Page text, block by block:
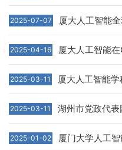
2025-07-07
2025-04-16
2025-03-11
2025-03-11 湖州市党政代
2025-01-02 厦门大学人工